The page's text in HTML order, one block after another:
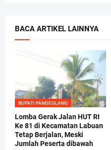
BACA ARTIKEL LAINNYA
BUPATI PANDEGLANG
Lomba Gerak Jalan HUT RI
Ke 81 di Kecamatan Labuan
Tetap Berjalan, Meski
Jumlah Peserta dibawah